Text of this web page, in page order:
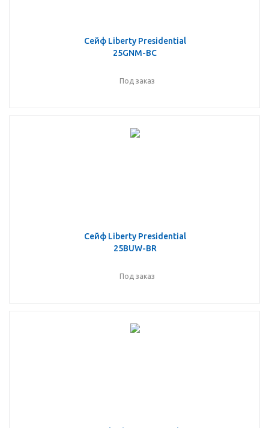
Сейф Liberty Presidential
25GNM-BC
Под заказ
Сейф Liberty Presidential
25BUW-BR
Под заказ